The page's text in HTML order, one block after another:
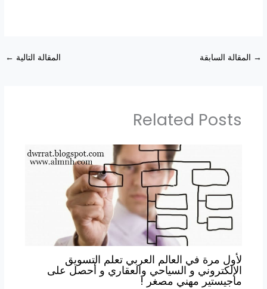
→ المقالة السابقة المقالة التالية ←
Related Posts
لأول مرة في العالم العربي تعلم التسويق
الإلكتروني و السياحي والعقاري و أحصل على
ماجيستير مهني مصغر !